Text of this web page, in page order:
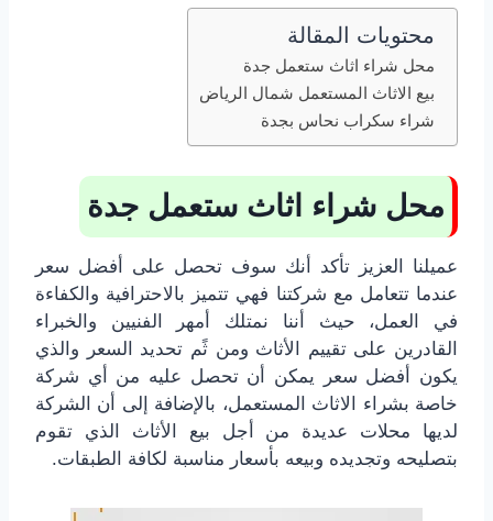
محتويات المقالة
محل شراء اثاث ستعمل جدة
بيع الاثاث المستعمل شمال الرياض
شراء سكراب نحاس بجدة
محل شراء اثاث ستعمل جدة
عميلنا العزيز تأكد أنك سوف تحصل على أفضل سعر
عندما تتعامل مع شركتنا فهي تتميز بالاحترافية والكفاءة
في العمل، حيث أننا نمتلك أمهر الفنيين والخبراء
القادرين على تقييم الأثاث ومن ثًم تحديد السعر والذي
يكون أفضل سعر يمكن أن تحصل عليه من أي شركة
خاصة بشراء الاثاث المستعمل، بالإضافة إلى أن الشركة
لديها محلات عديدة من أجل بيع الأثاث الذي تقوم
بتصليحه وتجديده وبيعه بأسعار مناسبة لكافة الطبقات.